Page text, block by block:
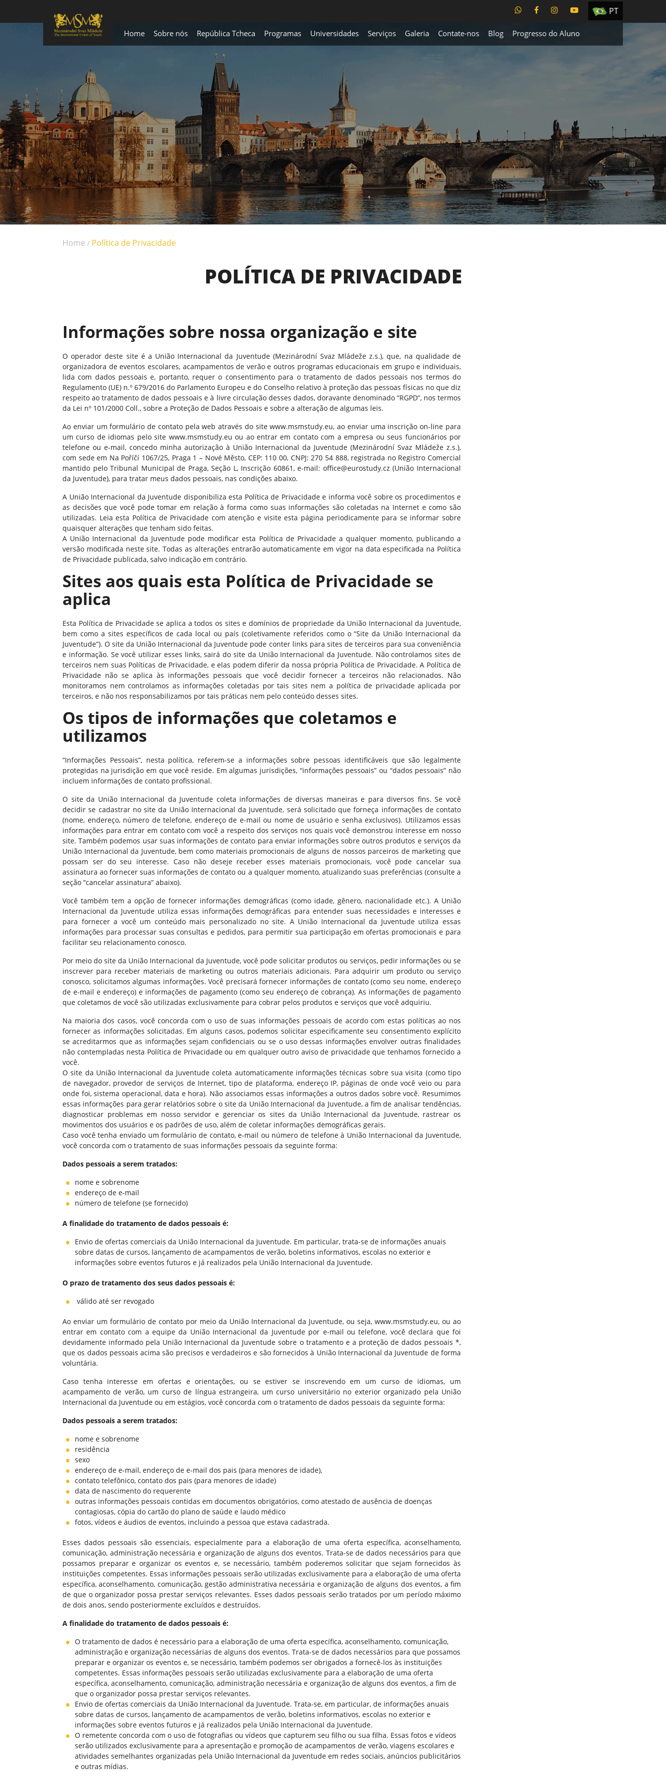
ES
PT
Home Sobre nós República Tcheca Programas Universidades Serviços Galeria Contate-nos Blog Progresso do Aluno
Home / Política de Privacidade
POLÍTICA DE PRIVACIDADE
Informações sobre nossa organização e site
O operador deste site é a União Internacional da Juventude (Mezinárodní Svaz Mládeže z.s.), que, na qualidade de
organizadora de eventos escolares, acampamentos de verão e outros programas educacionais em grupo e individuais,
lida com dados pessoais e, portanto, requer o consentimento para o tratamento de dados pessoais nos termos do
Regulamento (UE) n.º 679/2016 do Parlamento Europeu e do Conselho relativo à proteção das pessoas físicas no que diz
respeito ao tratamento de dados pessoais e à livre circulação desses dados, doravante denominado “RGPD”, nos termos
da Lei nº 101/2000 Coll., sobre a Proteção de Dados Pessoais e sobre a alteração de algumas leis.
Ao enviar um formulário de contato pela web através do site www.msmstudy.eu, ao enviar uma inscrição on-line para
um curso de idiomas pelo site www.msmstudy.eu ou ao entrar em contato com a empresa ou seus funcionários por
telefone ou e-mail, concedo minha autorização à União Internacional da Juventude (Mezinárodní Svaz Mládeže z.s.),
com sede em Na Poříčí 1067/25, Praga 1 – Nové Město, CEP: 110 00, CNPJ: 270 54 888, registrada no Registro Comercial
mantido pelo Tribunal Municipal de Praga, Seção L, Inscrição 60861, e-mail: office@eurostudy.cz (União Internacional
da Juventude), para tratar meus dados pessoais, nas condições abaixo.
A União Internacional da Juventude disponibiliza esta Política de Privacidade e informa você sobre os procedimentos e
as decisões que você pode tomar em relação à forma como suas informações são coletadas na Internet e como são
utilizadas. Leia esta Política de Privacidade com atenção e visite esta página periodicamente para se informar sobre
quaisquer alterações que tenham sido feitas.
A União Internacional da Juventude pode modificar esta Política de Privacidade a qualquer momento, publicando a
versão modificada neste site. Todas as alterações entrarão automaticamente em vigor na data especificada na Política
de Privacidade publicada, salvo indicação em contrário.
Sites aos quais esta Política de Privacidade se
aplica
Esta Política de Privacidade se aplica a todos os sites e domínios de propriedade da União Internacional da Juventude,
bem como a sites específicos de cada local ou país (coletivamente referidos como o “Site da União Internacional da
Juventude”). O site da União Internacional da Juventude pode conter links para sites de terceiros para sua conveniência
e informação. Se você utilizar esses links, sairá do site da União Internacional da Juventude. Não controlamos sites de
terceiros nem suas Políticas de Privacidade, e elas podem diferir da nossa própria Política de Privacidade. A Política de
Privacidade não se aplica às informações pessoais que você decidir fornecer a terceiros não relacionados. Não
monitoramos nem controlamos as informações coletadas por tais sites nem a política de privacidade aplicada por
terceiros, e não nos responsabilizamos por tais práticas nem pelo conteúdo desses sites.
Os tipos de informações que coletamos e
utilizamos
“Informações Pessoais”, nesta política, referem-se a informações sobre pessoas identificáveis que são legalmente
protegidas na jurisdição em que você reside. Em algumas jurisdições, “informações pessoais” ou “dados pessoais” não
incluem informações de contato profissional.
O site da União Internacional da Juventude coleta informações de diversas maneiras e para diversos fins. Se você
decidir se cadastrar no site da União Internacional da Juventude, será solicitado que forneça informações de contato
(nome, endereço, número de telefone, endereço de e-mail ou nome de usuário e senha exclusivos). Utilizamos essas
informações para entrar em contato com você a respeito dos serviços nos quais você demonstrou interesse em nosso
site. Também podemos usar suas informações de contato para enviar informações sobre outros produtos e serviços da
União Internacional da Juventude, bem como materiais promocionais de alguns de nossos parceiros de marketing que
possam ser do seu interesse. Caso não deseje receber esses materiais promocionais, você pode cancelar sua
assinatura ao fornecer suas informações de contato ou a qualquer momento, atualizando suas preferências (consulte a
seção “cancelar assinatura” abaixo).
Você também tem a opção de fornecer informações demográficas (como idade, gênero, nacionalidade etc.). A União
Internacional da Juventude utiliza essas informações demográficas para entender suas necessidades e interesses e
para fornecer a você um conteúdo mais personalizado no site. A União Internacional da Juventude utiliza essas
informações para processar suas consultas e pedidos, para permitir sua participação em ofertas promocionais e para
facilitar seu relacionamento conosco.
Por meio do site da União Internacional da Juventude, você pode solicitar produtos ou serviços, pedir informações ou se
inscrever para receber materiais de marketing ou outros materiais adicionais. Para adquirir um produto ou serviço
conosco, solicitamos algumas informações. Você precisará fornecer informações de contato (como seu nome, endereço
de e-mail e endereço) e informações de pagamento (como seu endereço de cobrança). As informações de pagamento
que coletamos de você são utilizadas exclusivamente para cobrar pelos produtos e serviços que você adquiriu.
Na maioria dos casos, você concorda com o uso de suas informações pessoais de acordo com estas políticas ao nos
fornecer as informações solicitadas. Em alguns casos, podemos solicitar especificamente seu consentimento explícito
se acreditarmos que as informações sejam confidenciais ou se o uso dessas informações envolver outras finalidades
não contempladas nesta Política de Privacidade ou em qualquer outro aviso de privacidade que tenhamos fornecido a
você.
O site da União Internacional da Juventude coleta automaticamente informações técnicas sobre sua visita (como tipo
de navegador, provedor de serviços de Internet, tipo de plataforma, endereço IP, páginas de onde você veio ou para
onde foi, sistema operacional, data e hora). Não associamos essas informações a outros dados sobre você. Resumimos
essas informações para gerar relatórios sobre o site da União Internacional da Juventude, a fim de analisar tendências,
diagnosticar problemas em nosso servidor e gerenciar os sites da União Internacional da Juventude, rastrear os
movimentos dos usuários e os padrões de uso, além de coletar informações demográficas gerais.
Caso você tenha enviado um formulário de contato, e-mail ou número de telefone à União Internacional da Juventude,
você concorda com o tratamento de suas informações pessoais da seguinte forma:
Dados pessoais a serem tratados:
nome e sobrenome
endereço de e-mail
número de telefone (se fornecido)
A finalidade do tratamento de dados pessoais é:
Envio de ofertas comerciais da União Internacional da Juventude. Em particular, trata-se de informações anuais
sobre datas de cursos, lançamento de acampamentos de verão, boletins informativos, escolas no exterior e
informações sobre eventos futuros e já realizados pela União Internacional da Juventude.
O prazo de tratamento dos seus dados pessoais é:
válido até ser revogado
Ao enviar um formulário de contato por meio da União Internacional da Juventude, ou seja, www.msmstudy.eu, ou ao
entrar em contato com a equipe da União Internacional da Juventude por e-mail ou telefone, você declara que foi
devidamente informado pela União Internacional da Juventude sobre o tratamento e a proteção de dados pessoais *,
que os dados pessoais acima são precisos e verdadeiros e são fornecidos à União Internacional da Juventude de forma
voluntária.
Caso tenha interesse em ofertas e orientações, ou se estiver se inscrevendo em um curso de idiomas, um
acampamento de verão, um curso de língua estrangeira, um curso universitário no exterior organizado pela União
Internacional da Juventude ou em estágios, você concorda com o tratamento de dados pessoais da seguinte forma:
Dados pessoais a serem tratados:
nome e sobrenome
residência
sexo
endereço de e-mail, endereço de e-mail dos pais (para menores de idade),
contato telefônico, contato dos pais (para menores de idade)
data de nascimento do requerente
outras informações pessoais contidas em documentos obrigatórios, como atestado de ausência de doenças
contagiosas, cópia do cartão do plano de saúde e laudo médico
fotos, vídeos e áudios de eventos, incluindo a pessoa que estava cadastrada.
Esses dados pessoais são essenciais, especialmente para a elaboração de uma oferta específica, aconselhamento,
comunicação, administração necessária e organização de alguns dos eventos. Trata-se de dados necessários para que
possamos preparar e organizar os eventos e, se necessário, também poderemos solicitar que sejam fornecidos às
instituições competentes. Essas informações pessoais serão utilizadas exclusivamente para a elaboração de uma oferta
específica, aconselhamento, comunicação, gestão administrativa necessária e organização de alguns dos eventos, a fim
de que o organizador possa prestar serviços relevantes. Esses dados pessoais serão tratados por um período máximo
de dois anos, sendo posteriormente excluídos e destruídos.
A finalidade do tratamento de dados pessoais é:
O tratamento de dados é necessário para a elaboração de uma oferta específica, aconselhamento, comunicação,
administração e organização necessárias de alguns dos eventos. Trata-se de dados necessários para que possamos
preparar e organizar os eventos e, se necessário, também podemos ser obrigados a fornecê-los às instituições
competentes. Essas informações pessoais serão utilizadas exclusivamente para a elaboração de uma oferta
específica, aconselhamento, comunicação, administração necessária e organização de alguns dos eventos, a fim de
que o organizador possa prestar serviços relevantes.
Envio de ofertas comerciais da União Internacional da Juventude. Trata-se, em particular, de informações anuais
sobre datas de cursos, lançamento de acampamentos de verão, boletins informativos, escolas no exterior e
informações sobre eventos futuros e já realizados pela União Internacional da Juventude.
O remetente concorda com o uso de fotografias ou vídeos que capturem seu filho ou sua filha. Essas fotos e vídeos
serão utilizados exclusivamente para a apresentação e promoção de acampamentos de verão, viagens escolares e
atividades semelhantes organizadas pela União Internacional da Juventude em redes sociais, anúncios publicitários
e outras mídias.